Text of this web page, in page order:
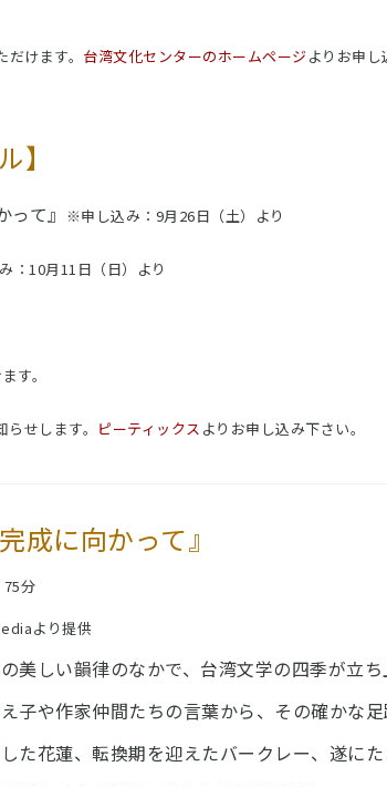
けます。 台湾文化センターのホームページ よりお申し
】
て』 ※申し込み：9月26日（土）より
：10月11日（日）より
す。
せします。 ピーティックス よりお申し込み下さい。
成に向かって』
75分
より提供
美しい韻律のなかで、台湾文学の四季が立
子や作家仲間たちの言葉から、その確かな
た花蓮、転換期を迎えたバークレー、遂に